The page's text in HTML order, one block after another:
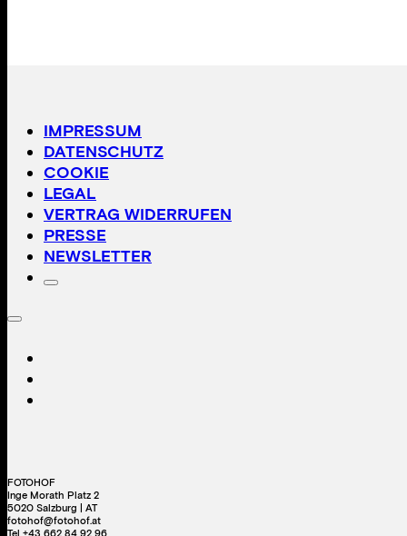
IMPRESSUM
DATENSCHUTZ
COOKIE
LEGAL
VERTRAG WIDERRUFEN
PRESSE
NEWSLETTER
FOTOHOF
Inge Morath Platz 2
5020 Salzburg | AT
fotohof@fotohof.at
Tel +43 662 84 92 96